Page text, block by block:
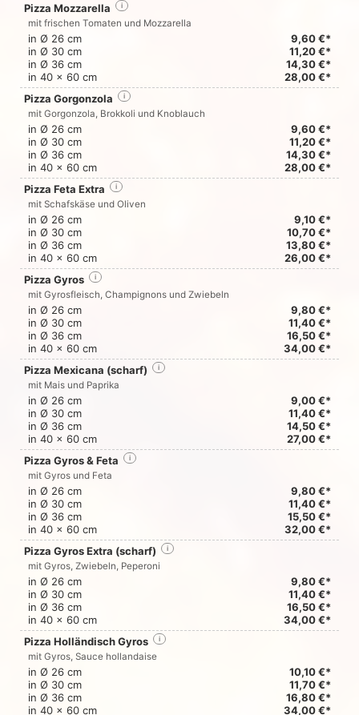
Pizza Mozzarella
i
mit frischen Tomaten und Mozzarella
in Ø 26 cm
9,60 €*
in Ø 30 cm
11,20 €*
in Ø 36 cm
14,30 €*
in 40 x 60 cm
28,00 €*
Pizza Gorgonzola
i
mit Gorgonzola, Brokkoli und Knoblauch
in Ø 26 cm
9,60 €*
in Ø 30 cm
11,20 €*
in Ø 36 cm
14,30 €*
in 40 x 60 cm
28,00 €*
Pizza Feta Extra
i
mit Schafskäse und Oliven
in Ø 26 cm
9,10 €*
in Ø 30 cm
10,70 €*
in Ø 36 cm
13,80 €*
in 40 x 60 cm
26,00 €*
Pizza Gyros
i
mit Gyrosfleisch, Champignons und Zwiebeln
in Ø 26 cm
9,80 €*
in Ø 30 cm
11,40 €*
in Ø 36 cm
16,50 €*
in 40 x 60 cm
34,00 €*
Pizza Mexicana (scharf)
i
mit Mais und Paprika
in Ø 26 cm
9,00 €*
in Ø 30 cm
11,40 €*
in Ø 36 cm
14,50 €*
in 40 x 60 cm
27,00 €*
Pizza Gyros & Feta
i
mit Gyros und Feta
in Ø 26 cm
9,80 €*
in Ø 30 cm
11,40 €*
in Ø 36 cm
15,50 €*
in 40 x 60 cm
32,00 €*
Pizza Gyros Extra (scharf)
i
mit Gyros, Zwiebeln, Peperoni
in Ø 26 cm
9,80 €*
in Ø 30 cm
11,40 €*
in Ø 36 cm
16,50 €*
in 40 x 60 cm
34,00 €*
Pizza Holländisch Gyros
i
mit Gyros, Sauce hollandaise
in Ø 26 cm
10,10 €*
in Ø 30 cm
11,70 €*
in Ø 36 cm
16,80 €*
in 40 x 60 cm
34,00 €*